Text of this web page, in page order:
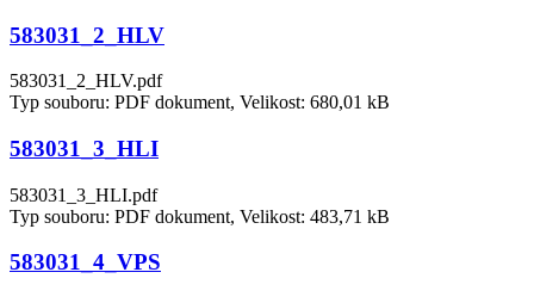
583031_2_HLV
583031_2_HLV.pdf
Typ souboru: PDF dokument, Velikost: 680,01 kB
583031_3_HLI
583031_3_HLI.pdf
Typ souboru: PDF dokument, Velikost: 483,71 kB
583031_4_VPS